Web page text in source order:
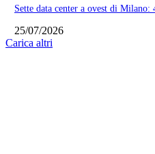
Sette data center a ovest di
25/07/2026
Carica altri